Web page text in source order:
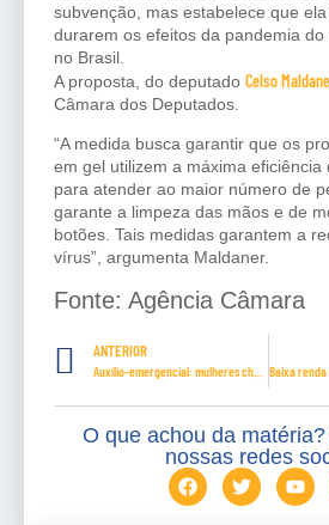
subvenção, mas estabelece que
durarem os efeitos da pandemia
no Brasil.
A proposta, do deputado Celso
Câmara dos Deputados.
“A medida busca garantir que os
em gel utilizem a máxima eficiência
para atender ao maior número de
garante a limpeza das mãos e de
botões. Tais medidas garantem a
vírus”, argumenta Maldaner.
Fonte: Agência Câmara
ANTERIOR
O que achou da
nossas redes